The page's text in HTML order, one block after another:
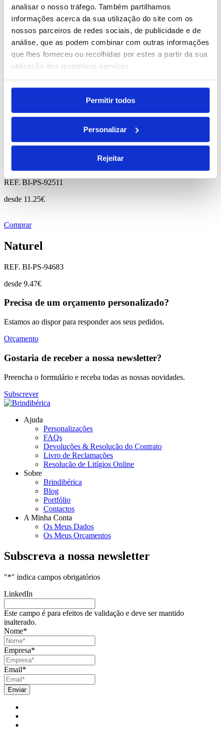
analisar o nosso tráfego. Também partilhamos
informações acerca da sua utilização do site com os
nossos parceiros de redes sociais, de publicidade e de
análise, que as podem combinar com outras informações
que lhes forneceu ou recolhidas por estes a partir da sua
utilização dos respetivos serviços.
Permitir todos
Personalizar
Rejeitar
desde 2.12 €
Comprar
Luka
desde 5.61€
Comprar
REF. BI-PS-92511
desde 11.25€
Comprar
Naturel
REF. BI-PS-94683
desde 9.47€
Precisa de um orçamento personalizado?
Estamos ao dispor para responder aos seus pedidos.
Orçamento
Gostaria de receber a nossa newsletter?
Preencha o formulário e receba todas as nossas novidades.
Subscrever
Ajuda
Personalizações
FAQs
Devoluções & Resolução do Contrato
Livro de Reclamações
Resolução de Litígios Online
Sobre
Brindibérica
Blog
Portfólio
Contactos
A Minha Conta
Os Meus Dados
Os Meus Orçamentos
Subscreva a nossa newsletter
"*" indica campos obrigatórios
LinkedIn
Este campo é para efeitos de validação e deve ser mantido
inalterado.
Nome*
Empresa*
Email*